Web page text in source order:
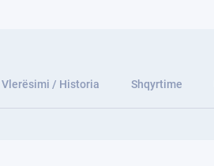
Vlerësimi / Historia Shqyrtime